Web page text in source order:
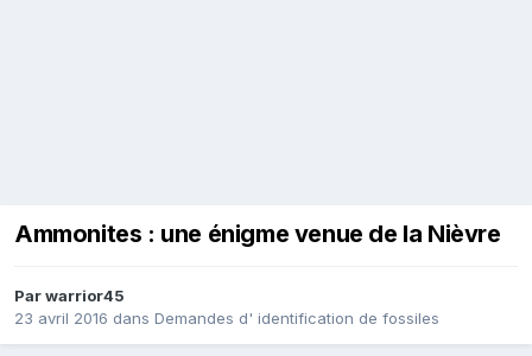
Ammonites : une énigme venue de la Nièvre
Parwarrior45
23 avril 2016 dans Demandes d' identification de fossiles